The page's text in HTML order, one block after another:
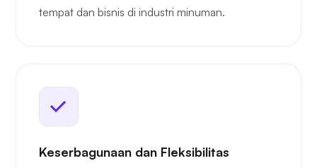
tempat dan bisnis di industri minuman.
Keserbagunaan dan Fleksibilitas